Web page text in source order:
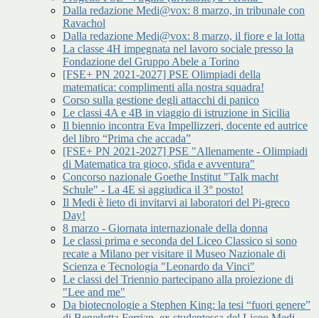
Dalla redazione Medi@vox: 8 marzo, in tribunale con
Ravachol
Dalla redazione Medi@vox: 8 marzo, il fiore e la lotta
La classe 4H impegnata nel lavoro sociale presso la
Fondazione del Gruppo Abele a Torino
[FSE+ PN 2021-2027] PSE Olimpiadi della
matematica: complimenti alla nostra squadra!
Corso sulla gestione degli attacchi di panico
Le classi 4A e 4B in viaggio di istruzione in Sicilia
Il biennio incontra Eva Impellizzeri, docente ed autrice
del libro “Prima che accada”
[FSE+ PN 2021-2027] PSE "Allenamente - Olimpiadi
di Matematica tra gioco, sfida e avventura"
Concorso nazionale Goethe Institut "Talk macht
Schule" - La 4E si aggiudica il 3° posto!
Il Medi è lieto di invitarvi ai laboratori del Pi-greco
Day!
8 marzo - Giornata internazionale della donna
Le classi prima e seconda del Liceo Classico si sono
recate a Milano per visitare il Museo Nazionale di
Scienza e Tecnologia "Leonardo da Vinci"
Le classi del Triennio partecipano alla proiezione di
"Lee and me"
Da biotecnologie a Stephen King: la tesi “fuori genere”